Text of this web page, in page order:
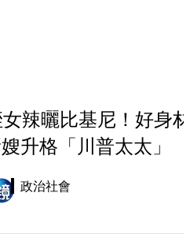
辣曬比基尼！好身
升格「川普太太」
政治社會